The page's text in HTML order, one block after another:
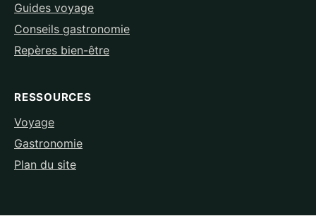
Guides voyage
Conseils gastronomie
Repères bien-être
RESSOURCES
Voyage
Gastronomie
Plan du site